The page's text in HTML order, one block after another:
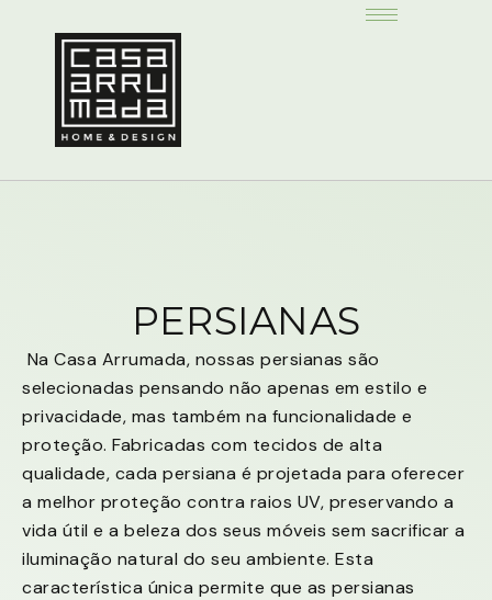
PERSIANAS
Na Casa Arrumada, nossas persianas são
selecionadas pensando não apenas em estilo e
privacidade, mas também na funcionalidade e
proteção. Fabricadas com tecidos de alta
qualidade, cada persiana é projetada para oferecer
a melhor proteção contra raios UV, preservando a
vida útil e a beleza dos seus móveis sem sacrificar a
iluminação natural do seu ambiente. Esta
característica única permite que as persianas